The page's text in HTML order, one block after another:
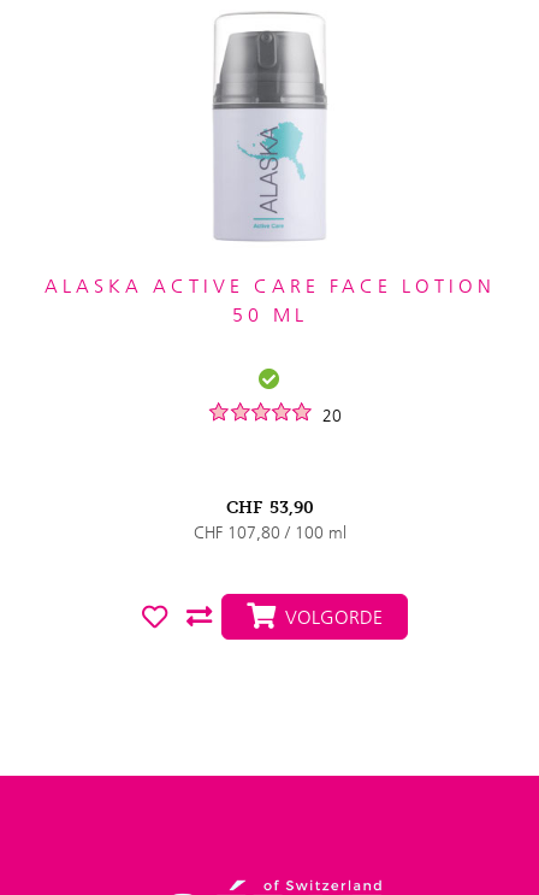
ALASKA ACTIVE CARE FACE LOTION
50 ML
20
CHF 53,90
CHF 107,80 / 100 ml
VOLGORDE